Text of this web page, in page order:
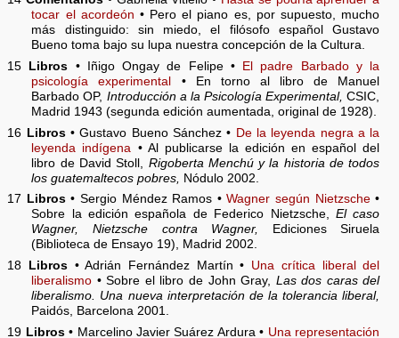
tocar el acordeón • Pero el piano es, por supuesto, mucho
más distinguido: sin miedo, el filósofo español Gustavo
Bueno toma bajo su lupa nuestra concepción de la Cultura.
15
Libros • Iñigo Ongay de Felipe •
El padre Barbado y la
psicología experimental
• En torno al libro de Manuel
Barbado OP, Introducción a la Psicología Experimental, CSIC,
Madrid 1943 (segunda edición aumentada, original de 1928).
16 Libros• Gustavo Bueno Sánchez • De la leyenda negra a la
leyenda indígena • Al publicarse la edición en español del
libro de David Stoll, Rigoberta Menchú y la historia de todos
los guatemaltecos pobres, Nódulo 2002.
17
Libros• Sergio Méndez Ramos •Wagner según Nietzsche•
Sobre la edición española de Federico Nietzsche, El caso
Wagner, Nietzsche contra Wagner, Ediciones Siruela
(Biblioteca de Ensayo 19), Madrid 2002.
18
Libros• Adrián Fernández Martín • Una crítica liberal del
liberalismo • Sobre el libro de John Gray, Las dos caras del
liberalismo. Una nueva interpretación de la tolerancia liberal,
Paidós, Barcelona 2001.
19 Libros• Marcelino Javier Suárez Ardura • Una representación